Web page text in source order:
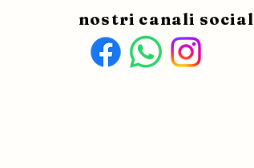
nostri canali social